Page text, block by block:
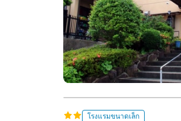
c
h
โรงแรมขนาดเล็ก